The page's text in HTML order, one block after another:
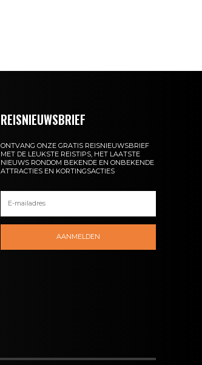
REISNIEUWSBRIEF
ONTVANG ONZE GRATIS REISNIEUWSBRIEF
MET DE LEUKSTE REISTIPS, HET LAATSTE
NIEUWS RONDOM BEKENDE EN ONBEKENDE
ATTRACTIES EN KORTINGSACTIES
AANMELDEN